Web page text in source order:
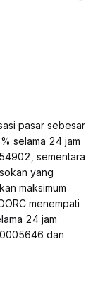
pasar sebesar
selama 24 jam
sementara
yang
maksimum
menempati
24 jam
dan